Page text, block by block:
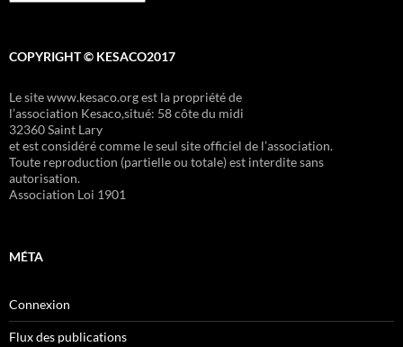
COPYRIGHT © KESACO2017
Le site www.kesaco.org est la propriété de
l’association Kesaco,situé: 58 côte du midi
32360 Saint Lary
et est considéré comme le seul site officiel de l’association.
Toute reproduction (partielle ou totale) est interdite sans
autorisation.
Association Loi 1901
MÉTA
Connexion
Flux des publications